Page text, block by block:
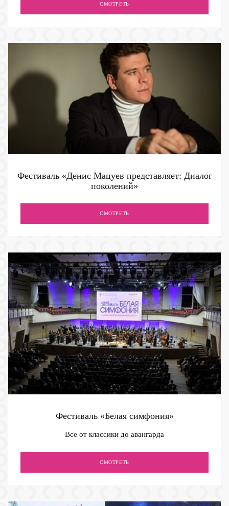
СМОТРЕТЬ
Фестиваль «Денис Мацуев представляет: Диалог
поколений»
СМОТРЕТЬ
Фестиваль «Белая симфония»
Все от классики до авангарда
СМОТРЕТЬ